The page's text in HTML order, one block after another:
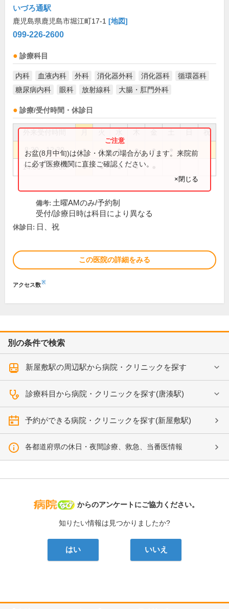
いづろ通駅
鹿児島県鹿児島市堀江町17-1 [地図]
099-226-2600
診療科目
内科 血液内科 外科 消化器外科 消化器科
循環器科
糖尿病内科
眼科 放射線科 大腸・肛門外科
診療/受付時間・休診日
祝
8:30～12:30 ● ● ● ● ●
14:00～17:30 ● ● ● ●
お盆(8月中旬)は休診・休業の場合があります。来院前
に必ず医療機関に直接ご確認ください。
×閉じる
備考: 土曜AMのみ/予約制
受付/診療日時は科目により異なる
休診日: 日、祝
この医院の詳細をみる
アクセス数※
別の条件で検索
新屋敷駅の周辺駅から病院・クリニックを探す
診療科目から病院・クリニックを探す(唐湊駅)
予約ができる病院・クリニックを探す(新屋敷駅)
各都道府県の休日・夜間診療、救急、当番医情報
病院なび
からのアンケートにご協力ください。
知りたい情報は見つかりましたか?
はい いいえ